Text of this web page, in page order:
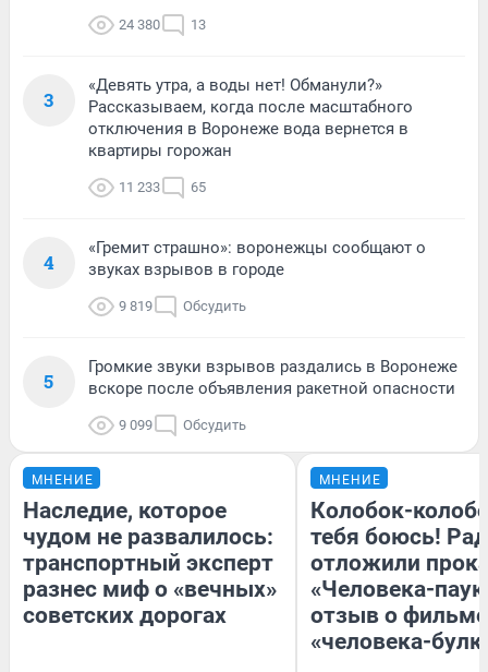
24 380 13
3
«Девять утра, а воды нет! Обманули?»
Рассказываем, когда после масштабного
отключения в Воронеже вода вернется в
квартиры горожан
11 233 65
4
«Гремит страшно»: воронежцы сообщают о
звуках взрывов в городе
9 819 Обсудить
5
Громкие звуки взрывов раздались в Воронеже
вскоре после объявления ракетной опасности
9 099 Обсудить
МНЕНИЕ
Наследие, которое
чудом не развалилось:
транспортный эксперт
разнес миф о «вечных»
советских дорогах
МНЕНИЕ
Колобок-
тебя боюсь!
отложили
«Человека-
отзыв о
«человека-